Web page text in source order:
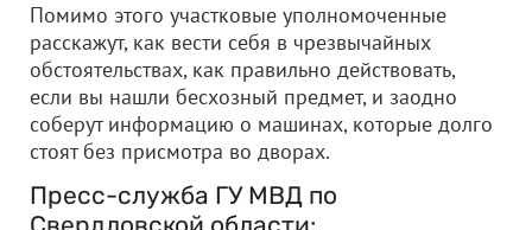
Помимо этого участковые уполномоченные
расскажут, как вести себя в чрезвычайных
обстоятельствах, как правильно действовать,
если вы нашли бесхозный предмет, и заодно
соберут информацию о машинах, которые долго
стоят без присмотра во дворах.
Пресс-служба ГУ МВД по